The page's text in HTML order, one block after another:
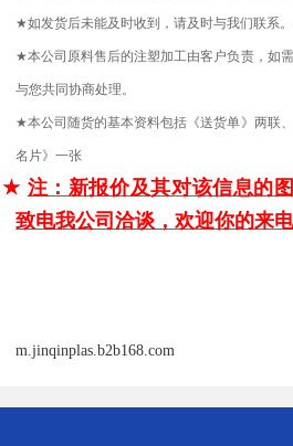
★如发货后未能及时收到，请及时与我们联系。
★本公司原料售后的注塑加工由客户负责，如
与您共同协商处理。
★本公司随货的基本资料包括《送货单》两联
名片》一张
★ 注：新报价及其对该信息的
致电我公司洽谈，欢迎你的来电
m.jinqinplas.b2b168.com